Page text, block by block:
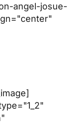
angel-josue-